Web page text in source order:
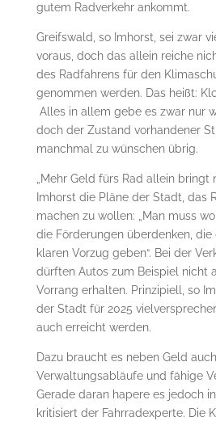
gutem Radverkehr ankommt.
Greifswald, so Imhorst, sei zwar
voraus, doch das allein reiche
des Radfahrens für den
genommen werden. Das heißt:
Alles in allem gebe es zwar nur
doch der Zustand vorhandener
manchmal zu wünschen übrig.
„Mehr Geld fürs Rad allein bringt
Imhorst die Pläne der Stadt, das
machen zu wollen: „Man muss
die Förderungen überdenken, die
klaren Vorzug geben“. Bei der
dürften Autos zum Beispiel nicht
Vorrang erhalten. Prinzipiell, so
der Stadt für 2025
auch erreicht werden.
Dazu braucht es neben Geld
Verwaltungsabläufe und fähige
Gerade daran hapere es jedoch
kritisiert der Fahrradexperte. Die